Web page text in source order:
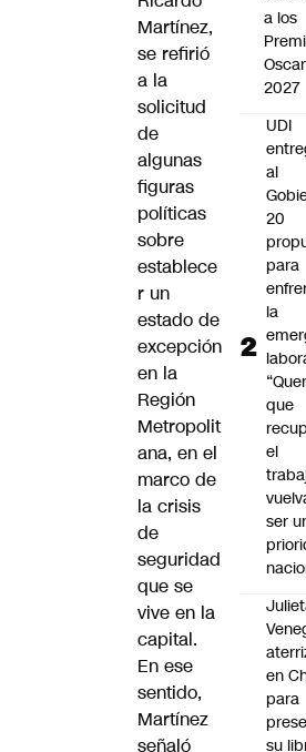
Martínez,
se refirió
a la
solicitud
de
algunas
figuras
políticas
sobre
establece
r un
estado de
excepción
en la
Región
Metropolit
ana, en el
marco de
la crisis
de
seguridad
que se
vive en la
capital.
En ese
sentido,
Martínez
señaló
a los
Oscar
2027
UDI
al
20
para
la
que
el
ser
en
para
su